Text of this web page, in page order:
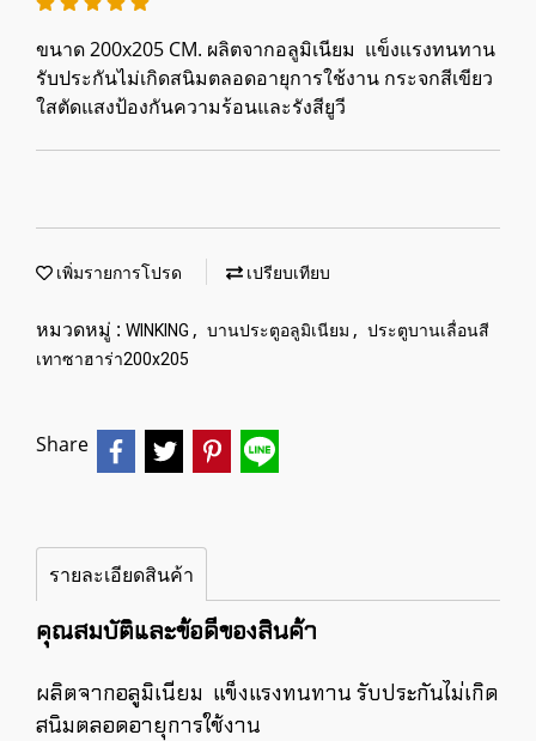
ขนาด 200x205 CM. ผลิตจากอลูมิเนียม แข็งแรงทนทาน
รับประกันไม่เกิดสนิมตลอดอายุการใช้งาน กระจกสีเขียว
ใสตัดแสงป้องกันความร้อนและรังสียูวี
เพิ่มรายการโปรด เปรียบเทียบ
หมวดหมู่ : WINKING , บานประตูอลูมิเนียม , ประตูบานเลื่อนสี
เทาซาฮาร่า200x205
Share
รายละเอียดสินค้า
คุณสมบัติและข้อดีของสินค้า
ผลิตจากอลูมิเนียม แข็งแรงทนทาน รับประกันไม่เกิด
สนิมตลอดอายุการใช้งาน